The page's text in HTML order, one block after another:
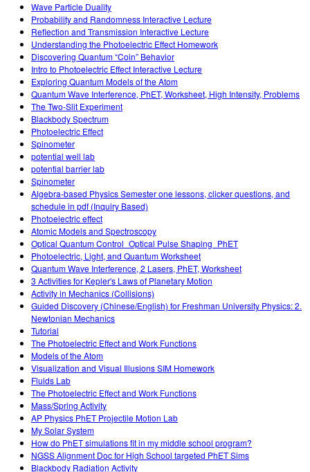
Wave Particle Duality
Probability and Randomness Interactive Lecture
Reflection and Transmission Interactive Lecture
Understanding the Photoelectric Effect Homework
Discovering Quantum “Coin” Behavior
Intro to Photoelectric Effect Interactive Lecture
Exploring Quantum Models of the Atom
Quantum Wave Interference, PhET, Worksheet, High Intensity, Problems
The Two-Slit Experiment
Blackbody Spectrum
Photoelectric Effect
Spinometer
potential well lab
potential barrier lab
Spinometer
Algebra-based Physics Semester one lessons, clicker questions, and
schedule in pdf (Inquiry Based)
Photoelectric effect
Atomic Models and Spectroscopy
Optical Quantum Control_Optical Pulse Shaping_PhET
Photoelectric, Light, and Quantum Worksheet
Quantum Wave Interference, 2 Lasers, PhET, Worksheet
3 Activities for Kepler's Laws of Planetary Motion
Activity in Mechanics (Collisions)
Guided Discovery (Chinese/English) for Freshman University Physics: 2.
Newtonian Mechanics
Tutorial
The Photoelectric Effect and Work Functions
Models of the Atom
Visualization and Visual Illusions SIM Homework
Fluids Lab
The Photoelectric Effect and Work Functions
Mass/Spring Activity
AP Physics PhET Projectile Motion Lab
My Solar System
How do PhET simulations fit in my middle school program?
NGSS Alignment Doc for High School targeted PhET Sims
Blackbody Radiation Activity